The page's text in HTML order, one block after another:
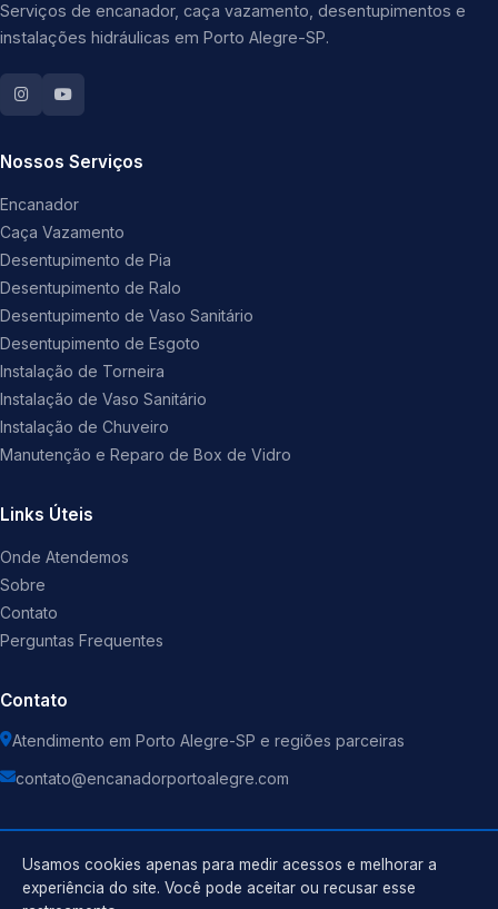
Serviços de encanador, caça vazamento, desentupimentos e
instalações hidráulicas em Porto Alegre-SP.
Nossos Serviços
Encanador
Caça Vazamento
Desentupimento de Pia
Desentupimento de Ralo
Desentupimento de Vaso Sanitário
Desentupimento de Esgoto
Instalação de Torneira
Instalação de Vaso Sanitário
Instalação de Chuveiro
Manutenção e Reparo de Box de Vidro
Links Úteis
Onde Atendemos
Sobre
Contato
Perguntas Frequentes
Contato
Atendimento em Porto Alegre-SP e regiões parceiras
contato@encanadorportoalegre.com
2026 Encanador . Todos os direitos reservados.
Usamos cookies apenas para medir acessos e melhorar a
experiência do site. Você pode aceitar ou recusar esse